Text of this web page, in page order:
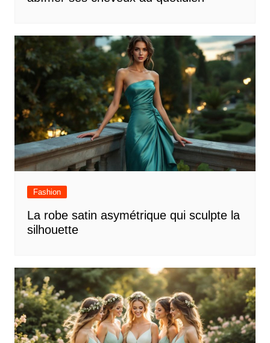
Fashion
La robe satin asymétrique qui sculpte la
silhouette